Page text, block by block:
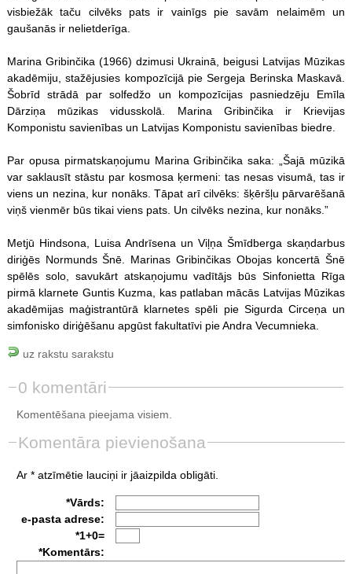
visbiežāk taču cilvēks pats ir vainīgs pie savām nelaimēm un
gaušanās ir nelietderīga.
Marina Gribinčika (1966) dzimusi Ukrainā, beigusi Latvijas Mūzikas
akadēmiju, stažējusies kompozīcijā pie Sergeja Berinska Maskavā.
Šobrīd strādā par solfedžo un kompozīcijas pasniedzēju Emīla
Dārziņa mūzikas vidusskolā. Marina Gribinčika ir Krievijas
Komponistu savienības un Latvijas Komponistu savienības biedre.
Par opusa pirmatskaņojumu Marina Gribinčika saka: „Šajā mūzikā
var saklausīt stāstu par kosmosa ķermeni: tas nesas visumā, tas ir
viens un nezina, kur nonāks. Tāpat arī cilvēks: šķēršļu pārvarēšanā
viņš vienmēr būs tikai viens pats. Un cilvēks nezina, kur nonāks.”
Metjū Hindsona, Luisa Andrīsena un Viļņa Šmīdberga skaņdarbus
diriģēs Normunds Šnē. Marinas Gribinčikas Obojas koncertā Šnē
spēlēs solo, savukārt atskaņojumu vadītājs būs Sinfonietta Rīga
pirmā klarnete Guntis Kuzma, kas patlaban mācās Latvijas Mūzikas
akadēmijas maģistrantūrā klarnetes spēli pie Sigurda Circeņa un
simfonisko diriģēšanu apgūst fakultatīvi pie Andra Vecumnieka.
uz rakstu sarakstu
0 komentāri
Komentēšana pieejama visiem.
Komentāra pievienošana
Ar * atzīmētie lauciņi ir jāaizpilda obligāti.
*Vārds:
e-pasta adrese:
*1+0=
*Komentārs: